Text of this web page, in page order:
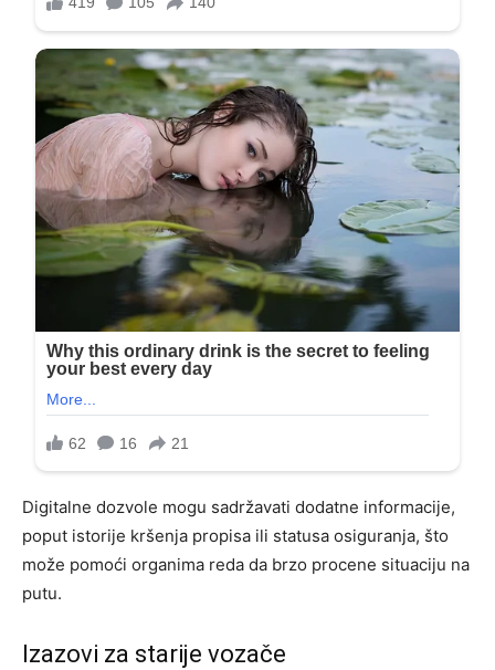
Digitalne dozvole mogu sadržavati dodatne informacije,
poput istorije kršenja propisa ili statusa osiguranja, što
može pomoći organima reda da brzo procene situaciju na
putu.
Izazovi za starije vozače